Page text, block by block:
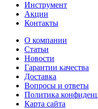
Инструмент
Акции
Контакты
О компании
Статьи
Новости
Гарантии качества
Доставка
Вопросы и ответы
Политика
Карта сайта